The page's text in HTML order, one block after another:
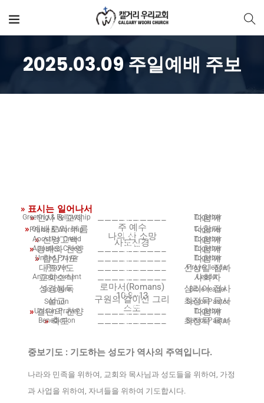
2025.03.09 주일예배 주보
» 표시는 일어나서
»인사 & 교제 —————————– 다함께
Greeting & Fellowship
Blank
Together
»예배로의 부름
주 예수
나의 산 소망
다함께
Praise & Worship
Blank
Together
»신앙고백 사도신경 다함께
Apostles’ Creed
Blank
Together
»경배와 찬양 —————————– 다함께
Apostles’ Creed
Blank
Together
»합심기도 —————————– 다함께
United Prayer
Blank
Together
대표기도 —————————– 신상일 집사
Prayer
Blank
Prayer leader
교회소식 —————————– 사회자
Announcement
Blank
Leader
성경봉독
로마서(Romans)
10:8~13
심리아 집사
Scripture
Blank
Bible reader
설교
구원의 길이신 그리
스도
최정묵 목사
Sermon
Blank
Senior Pastor
»결단의 찬양 —————————– 다함께
Unison Prayer
Blank
Together
»축도 —————————– 최정묵 목사
Benediction
Blank
Senior Pastor
중보기도 : 기도하는 성도가 역사의 주역입니다.
나라와 민족을 위하여, 교회와 목사님과 성도들을 위하여, 가정
과 사업을 위하여, 자녀들을 위하여 기도합시다.